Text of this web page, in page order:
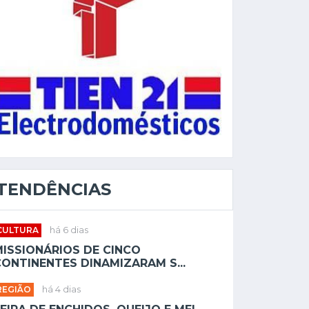
há 6 dias
DE CINCO
DINAMIZARAM S...
há 4 dias